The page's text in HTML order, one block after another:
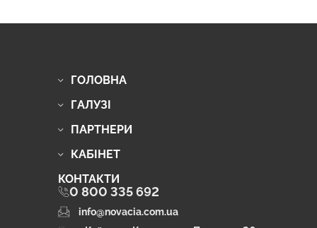
ГОЛОВНА
ГАЛУЗІ
ПАРТНЕРИ
КАБІНЕТ
КОНТАКТИ
0 800 335 692
info@novacia.com.ua